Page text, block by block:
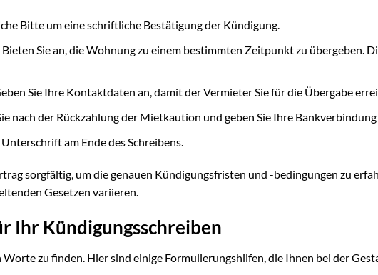
Bitte um eine schriftliche Bestätigung der Kündigung.
Bieten Sie an, die Wohnung zu einem bestimmten Zeitpunkt zu übergeben.
Sie Ihre Kontaktdaten an, damit der Vermieter Sie für die Übergabe
nach der Rückzahlung der Mietkaution und geben Sie Ihre Bankverbindung
am Ende des Schreibens.
sorgfältig, um die genauen Kündigungsfristen und -bedingungen zu
Gesetzen variieren.
Ihr Kündigungsschreiben
zu finden. Hier sind einige Formulierungshilfen, die Ihnen bei der